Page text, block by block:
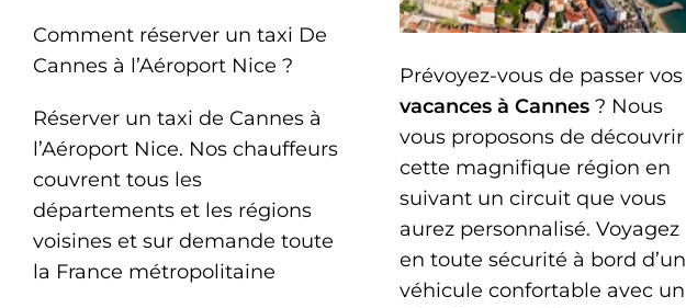
Comment réserver un taxi De
Cannes à l’Aéroport Nice ?
Réserver un taxi de Cannes à
l’Aéroport Nice. Nos chauffeurs
couvrent tous les
départements et les régions
voisines et sur demande toute
la France métropolitaine
Prévoyez-vous de passer vos
vacances à Cannes? Nous
vous proposons de découvrir
cette magnifique région en
suivant un circuit que vous
aurez personnalisé. Voyagez
en toute sécurité à bord d’un
véhicule confortable avec un